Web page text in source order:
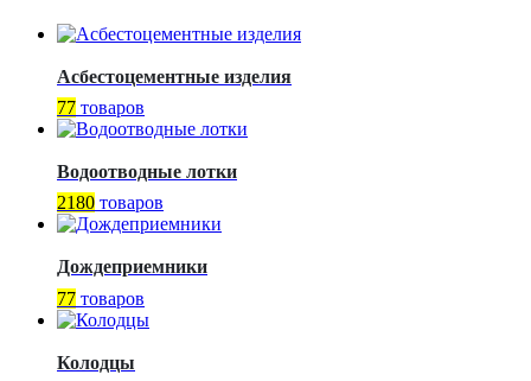
Асбестоцементные изделия
77 товаров
Водоотводные лотки
2180 товаров
Дождеприемники
77 товаров
Колодцы